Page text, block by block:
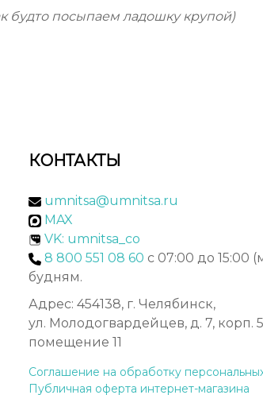
будто посыпаем ладошку крупой)
КОНТАКТЫ
umnitsa@umnitsa.ru
MAX
VK: umnitsa_co
8 800 551 08 60 с 07:00 до 15:00
будням.
Адрес: 454138, г. Челябинск,
ул. Молодогвардейцев, д. 7, корп.
помещение 11
Соглашение на обработку
Публичная оферта интернет-магазина